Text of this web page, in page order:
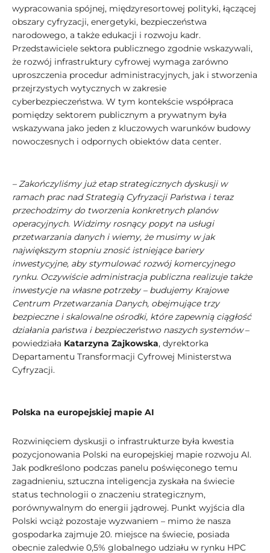
wypracowania spójnej, międzyresortowej polityki, łączącej
obszary cyfryzacji, energetyki, bezpieczeństwa
narodowego, a także edukacji i rozwoju kadr.
Przedstawiciele sektora publicznego zgodnie wskazywali,
że rozwój infrastruktury cyfrowej wymaga zarówno
uproszczenia procedur administracyjnych, jak i stworzenia
przejrzystych wytycznych w zakresie
cyberbezpieczeństwa. W tym kontekście współpraca
pomiędzy sektorem publicznym a prywatnym była
wskazywana jako jeden z kluczowych warunków budowy
nowoczesnych i odpornych obiektów data center.
– Zakończyliśmy już etap strategicznych dyskusji w
ramach prac nad Strategią Cyfryzacji Państwa i teraz
przechodzimy do tworzenia konkretnych planów
operacyjnych. Widzimy rosnący popyt na usługi
przetwarzania danych i wiemy, że musimy w jak
największym stopniu znosić istniejące bariery
inwestycyjne, aby stymulować rozwój komercyjnego
rynku. Oczywiście administracja publiczna realizuje także
inwestycje na własne potrzeby – budujemy Krajowe
Centrum Przetwarzania Danych, obejmujące trzy
bezpieczne i skalowalne ośrodki, które zapewnią ciągłość
działania państwa i bezpieczeństwo naszych systemów–
powiedziała Katarzyna Zajkowska, dyrektorka
Departamentu Transformacji Cyfrowej Ministerstwa
Cyfryzacji.
Polska na europejskiej mapie AI
Rozwinięciem dyskusji o infrastrukturze była kwestia
pozycjonowania Polski na europejskiej mapie rozwoju AI.
Jak podkreślono podczas panelu poświęconego temu
zagadnieniu, sztuczna inteligencja zyskała na świecie
status technologii o znaczeniu strategicznym,
porównywalnym do energii jądrowej. Punkt wyjścia dla
Polski wciąż pozostaje wyzwaniem – mimo że nasza
gospodarka zajmuje 20. miejsce na świecie, posiada
obecnie zaledwie 0,5% globalnego udziału w rynku HPC